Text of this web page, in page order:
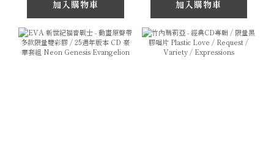
加入購物車 加入購物車